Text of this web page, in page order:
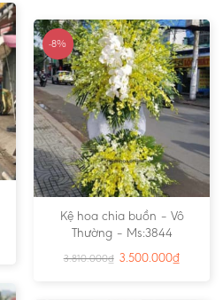
-8%
Kệ hoa chia buồn – Vô
Thường – Ms:3844
3.810.000₫ 3.500.000₫